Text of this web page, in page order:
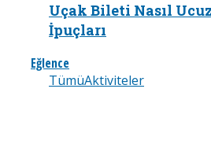
Uçak Bileti Nasıl
İpuçları
Eğlence
TümüAktiviteler